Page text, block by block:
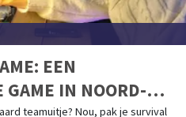
EEN
GAME IN NOORD-
teamuitje? Nou, pak je survival